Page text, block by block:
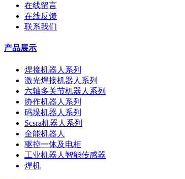
在线留言
在线反馈
联系我们
产品展示
焊接机器人系列
激光焊接机器人系列
六轴多关节机器人系列
协作机器人系列
码垛机器人系列
Scsra机器人系列
全能机器人
驱控一体及电柜
工业机器人智能传感器
焊机